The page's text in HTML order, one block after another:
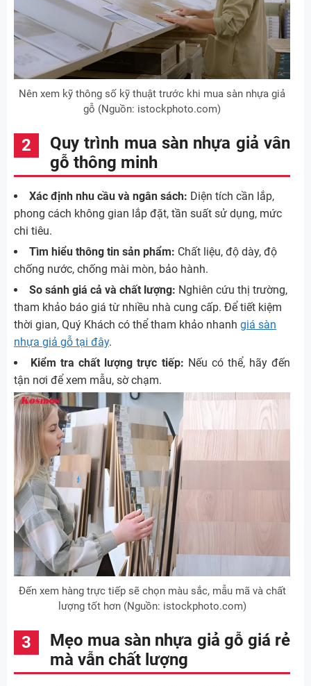
Nên xem kỹ thông số kỹ thuật trước khi mua sàn nhựa giả
gỗ (Nguồn: istockphoto.com)
Quy trình mua sàn nhựa giả vân
gỗ thông minh
Xác định nhu cầu và ngân sách: Diện tích cần lắp,
phong cách không gian lắp đặt, tần suất sử dụng, mức
chi tiêu.
Tìm hiểu thông tin sản phẩm: Chất liệu, độ dày, độ
chống nước, chống mài mòn, bảo hành.
So sánh giá cả và chất lượng: Nghiên cứu thị trường,
tham khảo báo giá từ nhiều nhà cung cấp. Để tiết kiệm
thời gian, Quý Khách có thể tham khảo nhanh giá sàn
nhựa giả gỗ tại đây.
Kiểm tra chất lượng trực tiếp: Nếu có thể, hãy đến
tận nơi để xem mẫu, sờ chạm.
Đến xem hàng trực tiếp sẽ chọn màu sắc, mẫu mã và chất
lượng tốt hơn (Nguồn: istockphoto.com)
Mẹo mua sàn nhựa giả gỗ giá rẻ
mà vẫn chất lượng